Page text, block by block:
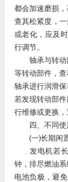
都会加速磨损
查其松紧度，
或老化，应及
行调节。​
轴承与转动
等转动部件，
轴承进行润滑保
若发现转动部
行维修或更换，
四、不同使
(一)长期闲
发电机若长
钟，排尽燃油
电池负极，避